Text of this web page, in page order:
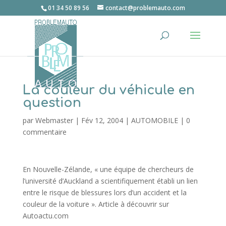
01 34 50 89 56 contact@problemauto.com
La couleur du véhicule en
question
par Webmaster| Fév 12, 2004| AUTOMOBILE| 0
commentaire
En Nouvelle-Zélande, « une équipe de chercheurs de
l’université d’Auckland a scientifiquement établi un lien
entre le risque de blessures lors d’un accident et la
couleur de la voiture ». Article à découvrir sur
Autoactu.com